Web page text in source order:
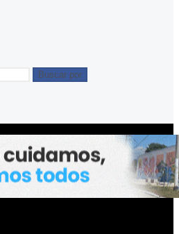
Buscar por